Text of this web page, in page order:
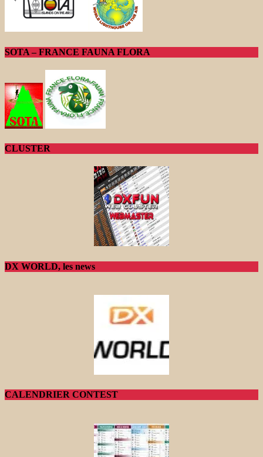
SOTA – FRANCE FAUNA FLORA
CLUSTER
DX WORLD, les news
CALENDRIER CONTEST